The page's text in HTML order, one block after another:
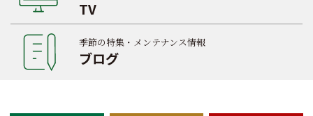
TV
季節の特集・メンテナンス情報
ブログ